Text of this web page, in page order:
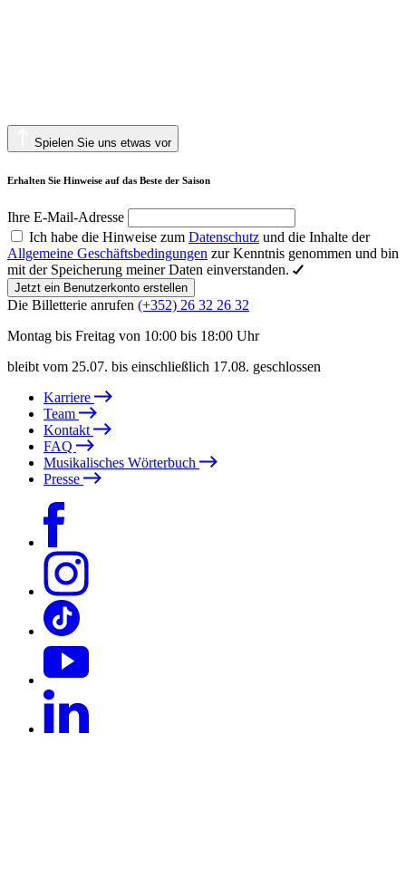
Spielen Sie uns etwas vor
Erhalten Sie Hinweise auf das Beste der Saison
Ihre E-Mail-Adresse
Ich habe die Hinweise zum Datenschutz und die Inhalte der
Allgemeine Geschäftsbedingungen zur Kenntnis genommen und bin
mit der Speicherung meiner Daten einverstanden.
Jetzt ein Benutzerkonto erstellen
Die Billetterie anrufen (+352) 26 32 26 32
Montag bis Freitag von 10:00 bis 18:00 Uhr
bleibt vom 25.07. bis einschließlich 17.08. geschlossen
Karriere
Team
Kontakt
FAQ
Musikalisches Wörterbuch
Presse